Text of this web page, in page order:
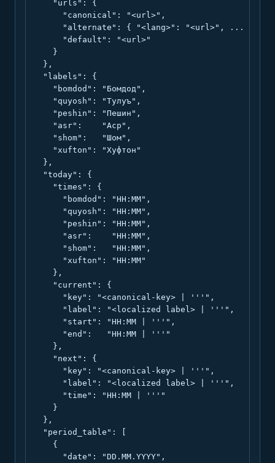
    "urls": {
      "canonical": "<url>",
      "alternate": { "<lang>": "<url>", ... },
      "default": "<url>"
    }
  },
  "labels": {
    "bomdod": "Бомдод",
    "quyosh": "Тулуъ",
    "peshin": "Пешин",
    "asr":    "Аср",
    "shom":   "Шом",
    "xufton": "Хуфтон"
  },
  "today": {
    "times": {
      "bomdod": "HH:MM",
      "quyosh": "HH:MM",
      "peshin": "HH:MM",
      "asr":    "HH:MM",
      "shom":   "HH:MM",
      "xufton": "HH:MM"
    },
    "current": {
      "key": "<canonical-key> | '''",
      "label": "<localized label> | '''",
      "start": "HH:MM | '''",
      "end":   "HH:MM | '''"
    },
    "next": {
      "key": "<canonical-key> | '''",
      "label": "<localized label> | '''",
      "time": "HH:MM | '''"
    }
  },
  "period_table": [
    {
      "date": "DD.MM.YYYY",